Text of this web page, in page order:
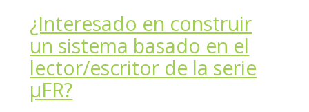
¿Interesado en construir
un sistema basado en el
lector/escritor de la serie
μFR?